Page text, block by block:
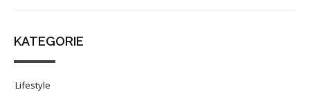
KATEGORIE
Lifestyle